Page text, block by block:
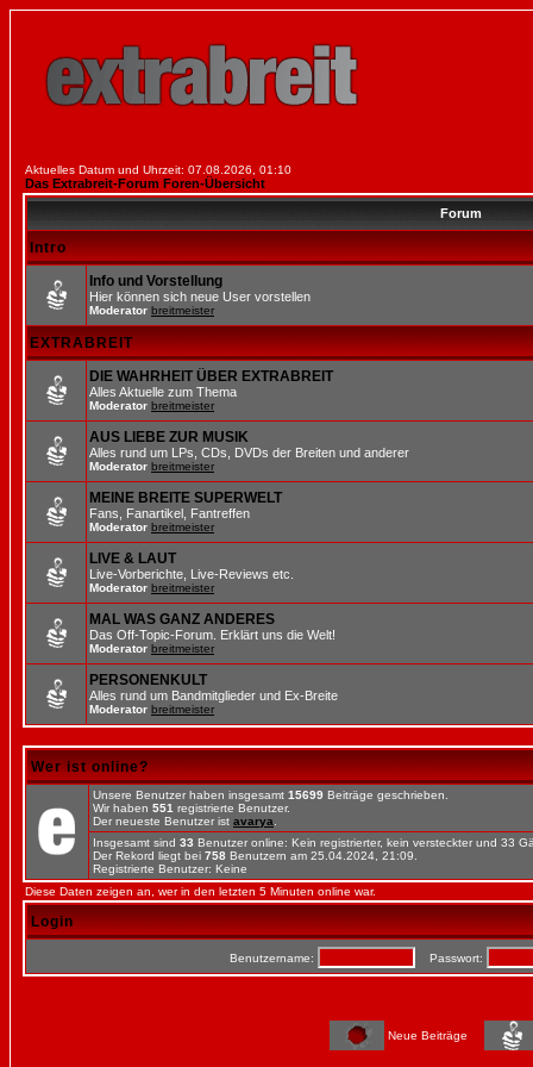
Aktuelles Datum und Uhrzeit: 07.08.2026, 01:10
Das Extrabreit-Forum Foren-Übersicht
Forum
Intro
Info und Vorstellung
Hier können sich neue User vorstellen
Moderator breitmeister
EXTRABREIT
DIE WAHRHEIT ÜBER EXTRABREIT
Alles Aktuelle zum Thema
Moderator breitmeister
AUS LIEBE ZUR MUSIK
Alles rund um LPs, CDs, DVDs der Breiten und anderer
Moderator breitmeister
MEINE BREITE SUPERWELT
Fans, Fanartikel, Fantreffen
Moderator breitmeister
LIVE & LAUT
Live-Vorberichte, Live-Reviews etc.
Moderator breitmeister
MAL WAS GANZ ANDERES
Das Off-Topic-Forum. Erklärt uns die Welt!
Moderator breitmeister
PERSONENKULT
Alles rund um Bandmitglieder und Ex-Breite
Moderator breitmeister
Wer ist online?
Unsere Benutzer haben insgesamt 15699 Beiträge geschrieben.
Wir haben 551 registrierte Benutzer.
Der neueste Benutzer ist avarya
Insgesamt sind 33 Benutzer online: Kein registrierter, kein versteckter und 33
Der Rekord liegt bei 758 Benutzern am 25.04.2024, 21:09.
Registrierte Benutzer: Keine
Diese Daten zeigen an, wer in den letzten 5 Minuten online war.
Login
Benutzername: Passwort:
Neue Beiträge